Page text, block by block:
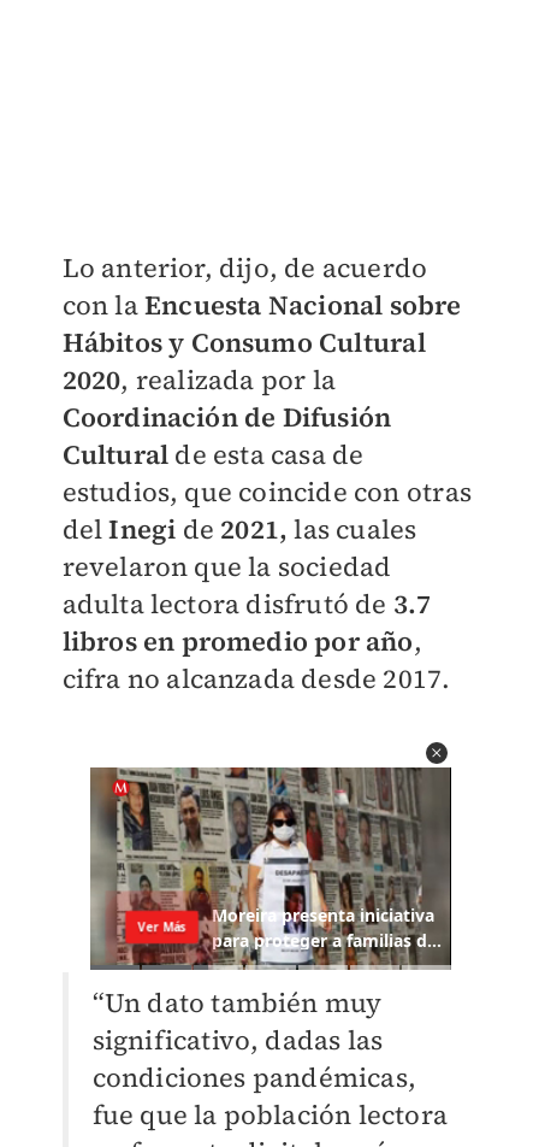
Lo anterior, dijo, de acuerdo
con laEncuesta Nacional sobre
Hábitos y Consumo Cultural
2020, realizada por la
Coordinación de Difusión
Cultural de esta casa de
estudios, que coincide con otras
delInegi de 2021, las cuales
revelaron que la sociedad
adulta lectora disfrutó de 3.7
libros en promedio por año,
cifra no alcanzada desde 2017.
“Un dato también muy
significativo, dadas las
condiciones pandémicas,
fue que la población lectora